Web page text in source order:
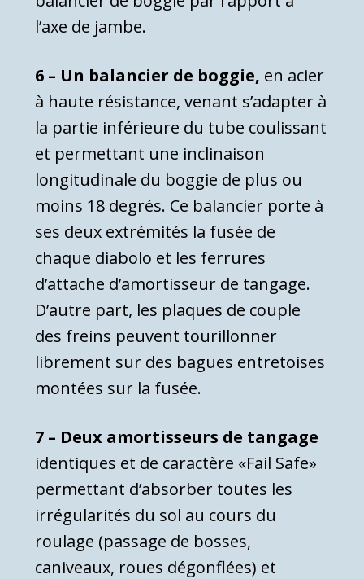
l’axe de jambe.
6 – Un balancier de boggie, en acier
à haute résistance, venant s’adapter à
la partie inférieure du tube coulissant
et permettant une inclinaison
longitudinale du boggie de plus ou
moins 18 degrés. Ce balancier porte à
ses deux extrémités la fusée de
chaque diabolo et les ferrures
d’attache d’amortisseur de tangage.
D’autre part, les plaques de couple
des freins peuvent tourillonner
librement sur des bagues entretoises
montées sur la fusée.
7 – Deux amortisseurs de tangage
identiques et de caractère «Fail Safe»
permettant d’absorber toutes les
irrégularités du sol au cours du
roulage (passage de bosses,
caniveaux, roues dégonflées) et